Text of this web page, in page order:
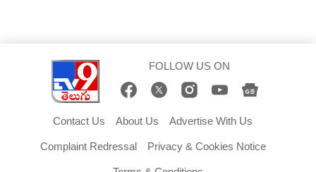
FOLLOW US ON
Contact Us About Us Advertise With Us
Complaint Redressal Privacy & Cookies Notice